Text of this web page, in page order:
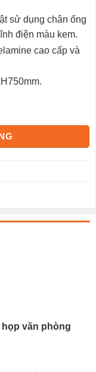
sử dụng chân ống
điện màu kem.
cao cấp và
họp văn phòng